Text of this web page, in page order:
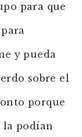
para que
y pueda
sobre el
porque
la podían